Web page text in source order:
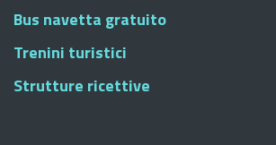
Bus navetta gratuito
Trenini turistici
Strutture ricettive